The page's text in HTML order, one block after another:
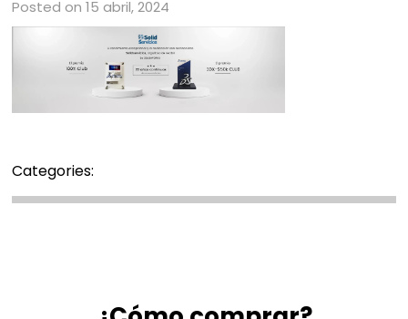
Posted on 15 abril, 2024
Categories: